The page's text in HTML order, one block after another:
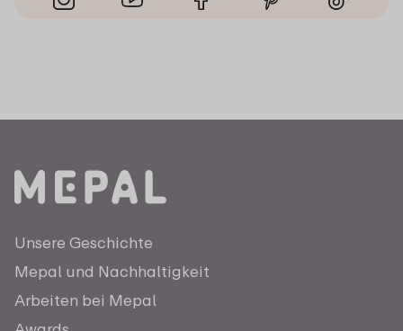
Unsere Geschichte
Mepal und Nachhaltigkeit
Arbeiten bei Mepal